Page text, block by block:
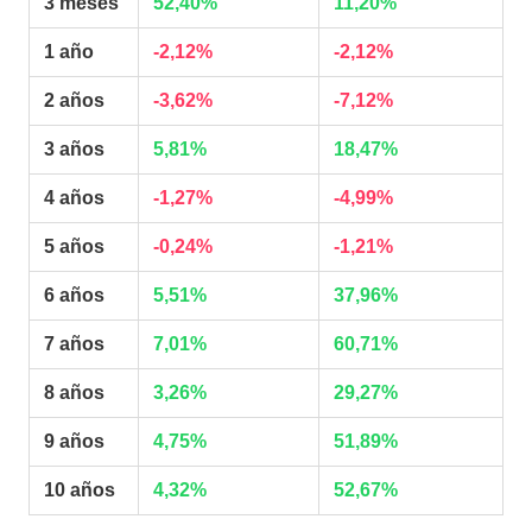
1 año -2,12% -2,12%
2 años -3,62% -7,12%
3 años 5,81% 18,47%
4 años -1,27% -4,99%
5 años -0,24% -1,21%
6 años 5,51% 37,96%
7 años 7,01% 60,71%
8 años 3,26% 29,27%
9 años 4,75% 51,89%
10 años 4,32% 52,67%